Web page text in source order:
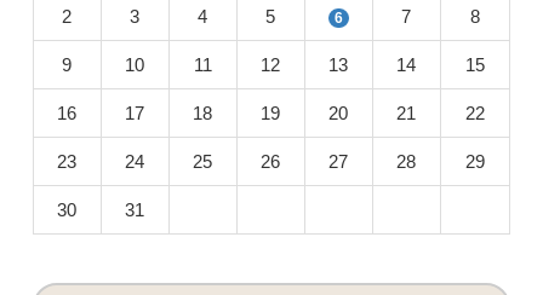
2 3 4 5 6 7 8
9 10 11 12 13 14 15
16 17 18 19 20 21 22
23 24 25 26 27 28 29
30 31